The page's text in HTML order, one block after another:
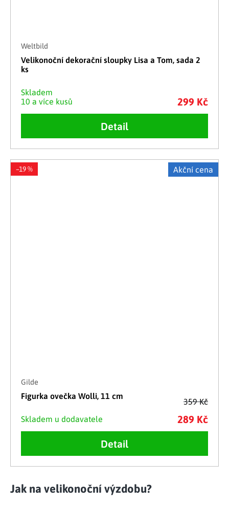
Weltbild
Velikonoční dekorační sloupky Lisa a Tom, sada 2
ks
Skladem
10 a více kusů
299 Kč
Detail
Akční cena
359 Kč
–19 %
Gilde
Figurka ovečka Wolli, 11 cm
Skladem u dodavatele 289 Kč
Detail
Ovládací prvky výpisu
Jak na velikonoční výzdobu?